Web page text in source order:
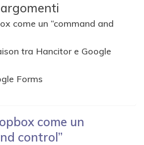
come un “command and
tra Hancitor e Google
Forms
come un
control”